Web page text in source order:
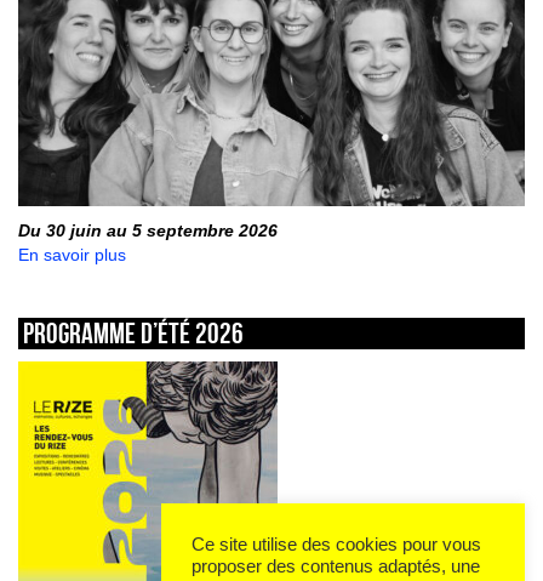
Du 30 juin au 5 septembre 2026
En savoir plus
Programme d’été 2026
Ce site utilise des cookies pour vous
proposer des contenus adaptés, une